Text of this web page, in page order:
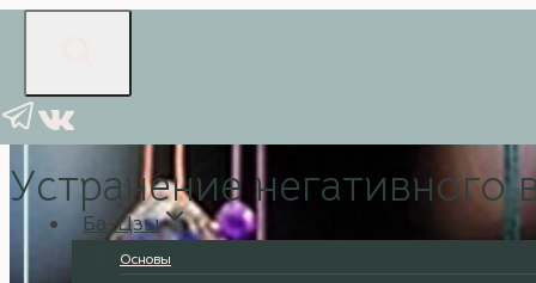
содержимому
Ба-Цзы
Основы
Основы
Устранение негативного